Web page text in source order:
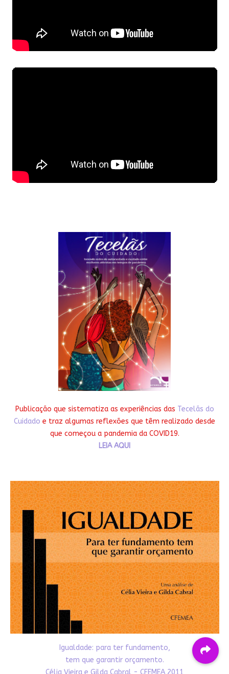
Publicação que sistematiza as experiências das Tecelãs do
Cuidado e traz algumas reflexões que têm realizado desde
que começou a pandemia da COVID19.
LEIA AQUI
Igualdade: para ter fundamento,
tem que garantir orçamento.